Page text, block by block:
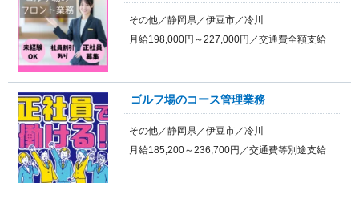
その他／静岡県／伊豆市／冷川
月給198,000円～227,000円／交通費全額支給
ゴルフ場のコース管理業務
その他／静岡県／伊豆市／冷川
月給185,200～236,700円／交通費等別途支給